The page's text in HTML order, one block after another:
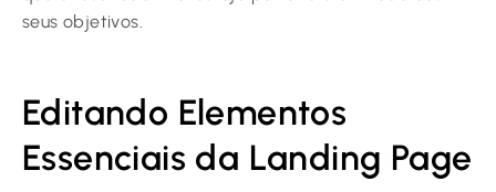
seus objetivos.
Editando Elementos
Essenciais da Landing Page